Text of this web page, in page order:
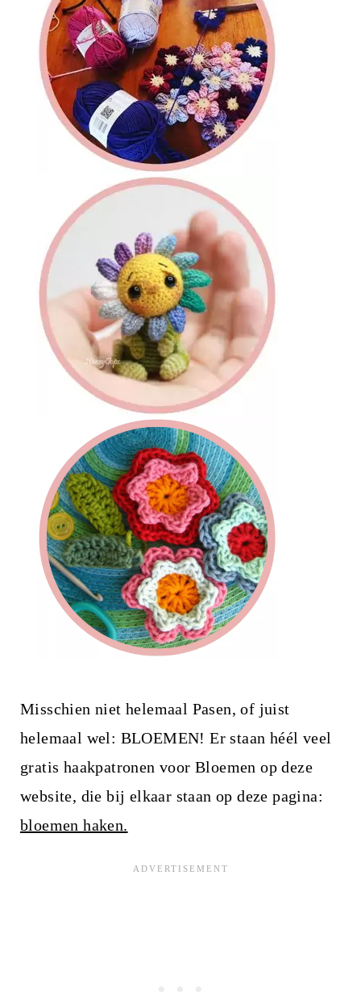
Misschien niet helemaal Pasen, of juist
helemaal wel: BLOEMEN! Er staan héél veel
gratis haakpatronen voor Bloemen op deze
website, die bij elkaar staan op deze pagina:
bloemen haken.